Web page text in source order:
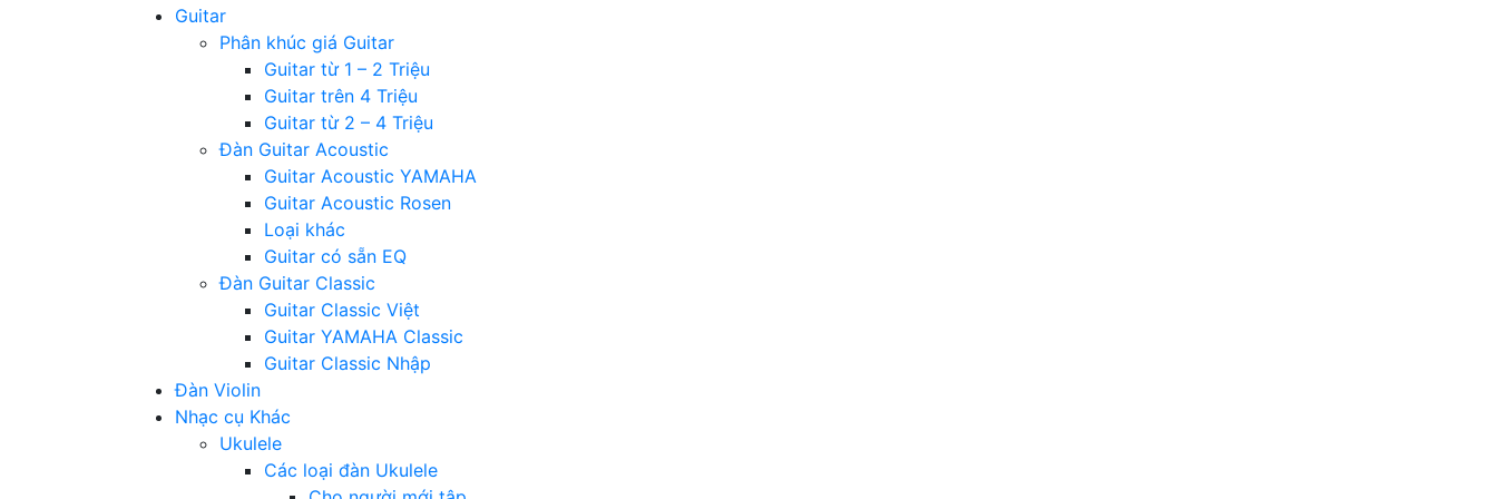
Guitar
Phân khúc giá Guitar
Guitar từ 1 – 2 Triệu
Guitar trên 4 Triệu
Guitar từ 2 – 4 Triệu
Đàn Guitar Acoustic
Guitar Acoustic YAMAHA
Guitar Acoustic Rosen
Loại khác
Guitar có sẵn EQ
Đàn Guitar Classic
Guitar Classic Việt
Guitar YAMAHA Classic
Guitar Classic Nhập
Đàn Violin
Nhạc cụ Khác
Ukulele
Các loại đàn Ukulele